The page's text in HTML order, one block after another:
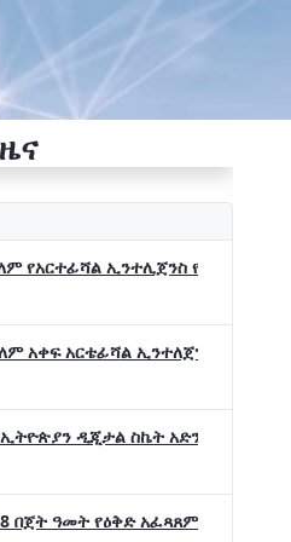
የአርተፊሻል ኢንተሊጀንስ የትብብር
አቀፍ አርቴፊሻል ኢንተለጀንስ ትብብር
ዲጂታል ስኬት አድንቀዋል
በጀት ዓመት የዕቅድ አፈጻጸምና የቀጣይ